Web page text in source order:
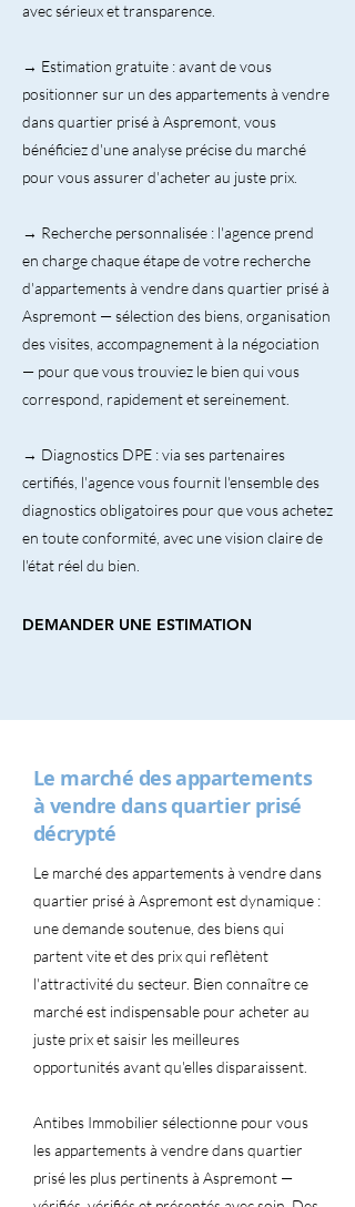
avec sérieux et transparence.
→ Estimation gratuite : avant de vous
positionner sur un des appartements à vendre
dans quartier prisé à Aspremont, vous
bénéficiez d'une analyse précise du marché
pour vous assurer d'acheter au juste prix.
→ Recherche personnalisée : l'agence prend
en charge chaque étape de votre recherche
d'appartements à vendre dans quartier prisé à
Aspremont — sélection des biens, organisation
des visites, accompagnement à la négociation
— pour que vous trouviez le bien qui vous
correspond, rapidement et sereinement.
→ Diagnostics DPE : via ses partenaires
certifiés, l'agence vous fournit l'ensemble des
diagnostics obligatoires pour que vous achetez
en toute conformité, avec une vision claire de
l'état réel du bien.
DEMANDER UNE ESTIMATION
Le marché des appartements
à vendre dans quartier prisé
décrypté
Le marché des appartements à vendre dans
quartier prisé à Aspremont est dynamique :
une demande soutenue, des biens qui
partent vite et des prix qui reflètent
l'attractivité du secteur. Bien connaître ce
marché est indispensable pour acheter au
juste prix et saisir les meilleures
opportunités avant qu'elles disparaissent.
Antibes Immobilier sélectionne pour vous
les appartements à vendre dans quartier
prisé les plus pertinents à Aspremont —